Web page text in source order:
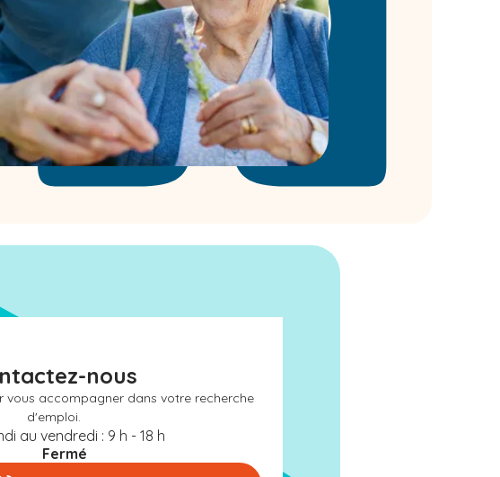
nous
vous accompagner dans votre recherche
d'emploi.
au vendredi : 9 h - 18 h
Fermé